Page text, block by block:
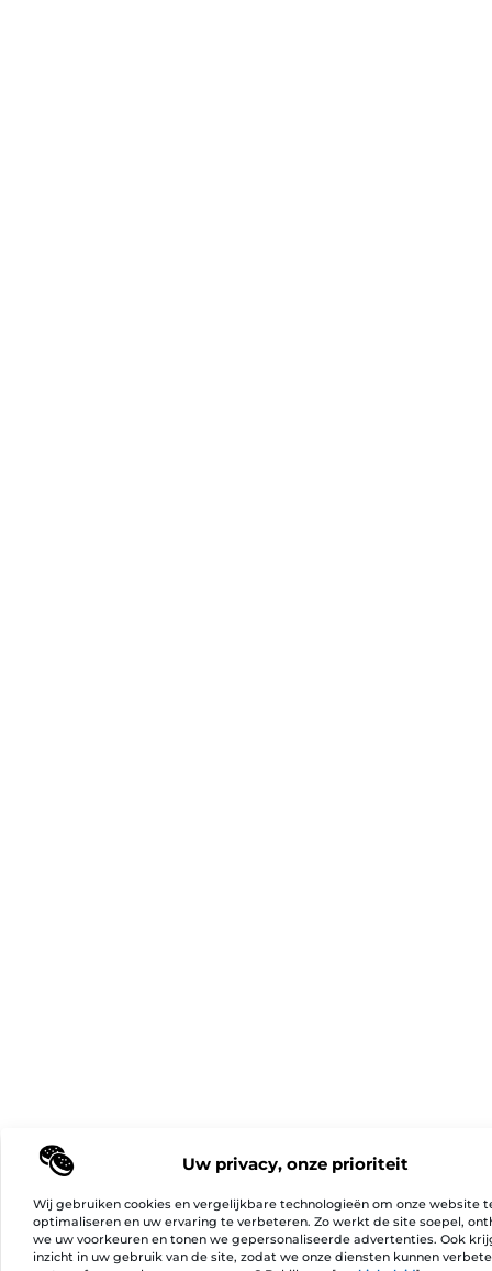
Uw privacy, onze prioriteit
Wij gebruiken cookies en vergelijkbare technologieën om onze website
optimaliseren en uw ervaring te verbeteren. Zo werkt de site soepel,
we uw voorkeuren en tonen we gepersonaliseerde advertenties. Ook
inzicht in uw gebruik van de site, zodat we onze diensten kunnen